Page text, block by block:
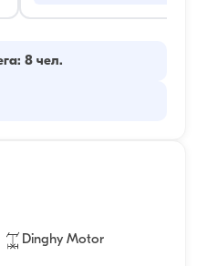
8 чел.
Dinghy Motor